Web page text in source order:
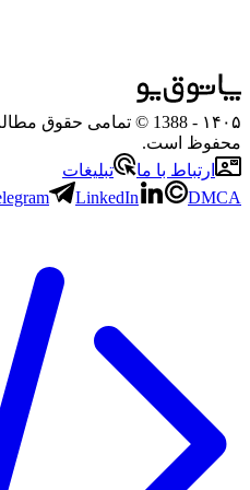
۱۴۰۵
- 1388 © تمامی حقوق
محفوظ است.
ارتباط با ما
تبلیغات
LinkedIn DMCA